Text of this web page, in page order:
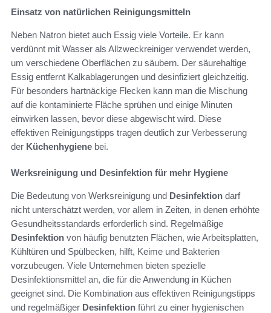
Einsatz von natürlichen Reinigungsmitteln
Neben Natron bietet auch Essig viele Vorteile. Er kann
verdünnt mit Wasser als Allzweckreiniger verwendet werden,
um verschiedene Oberflächen zu säubern. Der säurehaltige
Essig entfernt Kalkablagerungen und desinfiziert gleichzeitig.
Für besonders hartnäckige Flecken kann man die Mischung
auf die kontaminierte Fläche sprühen und einige Minuten
einwirken lassen, bevor diese abgewischt wird. Diese
effektiven Reinigungstipps tragen deutlich zur Verbesserung
der Küchenhygiene bei.
Werksreinigung und Desinfektion für mehr Hygiene
Die Bedeutung von Werksreinigung und Desinfektion darf
nicht unterschätzt werden, vor allem in Zeiten, in denen erhöhte
Gesundheitsstandards erforderlich sind. Regelmäßige
Desinfektion von häufig benutzten Flächen, wie Arbeitsplatten,
Kühltüren und Spülbecken, hilft, Keime und Bakterien
vorzubeugen. Viele Unternehmen bieten spezielle
Desinfektionsmittel an, die für die Anwendung in Küchen
geeignet sind. Die Kombination aus effektiven Reinigungstipps
und regelmäßiger Desinfektion führt zu einer hygienischen